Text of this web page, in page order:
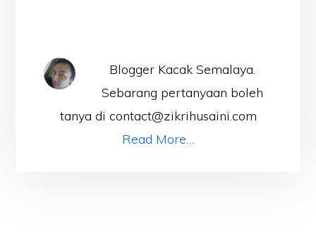
Blogger Kacak Semalaya.
Sebarang pertanyaan boleh
tanya di contact@zikrihusaini.com
Read More…